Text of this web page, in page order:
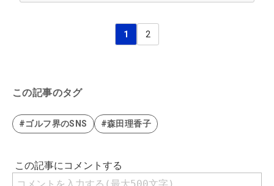
1 2
この記事のタグ
#ゴルフ界のSNS #森田理香子